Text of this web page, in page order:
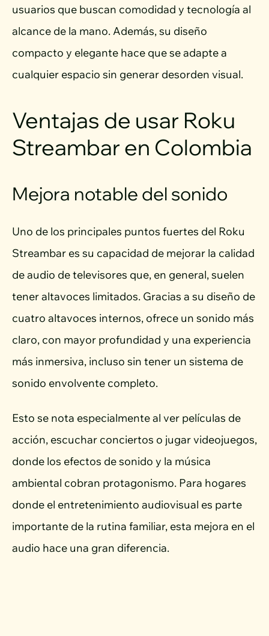
usuarios que buscan comodidad y tecnología al
alcance de la mano. Además, su diseño
compacto y elegante hace que se adapte a
cualquier espacio sin generar desorden visual.
Ventajas de usar Roku
Streambar en Colombia
Mejora notable del sonido
Uno de los principales puntos fuertes del Roku
Streambar es su capacidad de mejorar la calidad
de audio de televisores que, en general, suelen
tener altavoces limitados. Gracias a su diseño de
cuatro altavoces internos, ofrece un sonido más
claro, con mayor profundidad y una experiencia
más inmersiva, incluso sin tener un sistema de
sonido envolvente completo.
Esto se nota especialmente al ver películas de
acción, escuchar conciertos o jugar videojuegos,
donde los efectos de sonido y la música
ambiental cobran protagonismo. Para hogares
donde el entretenimiento audiovisual es parte
importante de la rutina familiar, esta mejora en el
audio hace una gran diferencia.